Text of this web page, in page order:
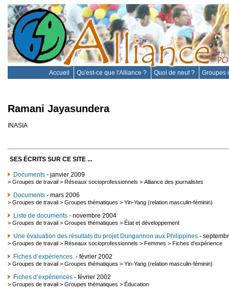
Accueil Qu'est-ce que l'Alliance ? Quoi de neuf ? Groupes
Ramani Jayasundera
INASIA
SES ÉCRITS SUR CE SITE ...
Documents - janvier 2009
> Groupes de travail > Réseaux socioprofessionnels > Alliance des journalistes
Documents - mars 2006
> Groupes de travail > Groupes thématiques > Yin-Yang (relation masculin-féminin)
Liste de documents - novembre 2004
> Groupes de travail > Groupes thématiques > État et développement
Une évaluation des résultats du projet Dungannon aux Philippines -
> Groupes de travail > Réseaux socioprofessionnels > Femmes > Fiches d’expérience
Fiches d’expériences. - février 2002
> Groupes de travail > Groupes thématiques > Yin-Yang (relation masculin-féminin)
Fiches d’expériences - février 2002
> Groupes de travail > Groupes thématiques > Éducation